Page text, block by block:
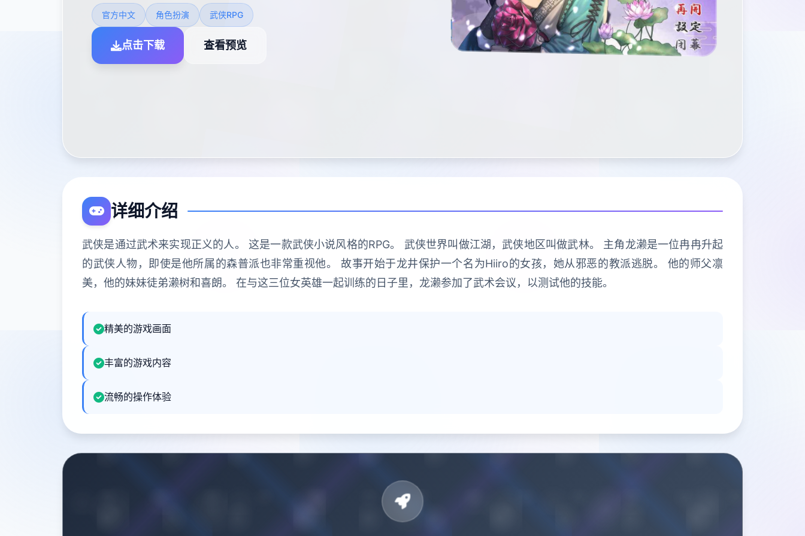
官方中文 角色扮演 武侠RPG
点击下载 查看预览
详细介绍
武侠是通过武术来实现正义的人。 这是一款武侠小说风格的RPG。 武侠世界叫做江湖，武侠地区叫做武林。 主角龙濑是一位冉冉升起
的武侠人物，即使是他所属的森普派也非常重视他。 故事开始于龙井保护一个名为Hiiro的女孩，她从邪恶的教派逃脱。 他的师父凛
美，他的妹妹徒弟濑树和喜朗。 在与这三位女英雄一起训练的日子里，龙濑参加了武术会议，以测试他的技能。
精美的游戏画面
丰富的游戏内容
流畅的操作体验